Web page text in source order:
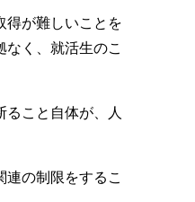
得が難しいことを
く、就活生のこ
こと自体が、人
の制限をするこ